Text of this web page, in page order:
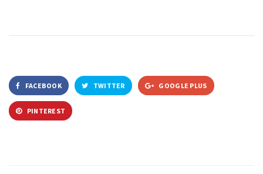
FACEBOOK TWITTER GOOGLE PLUS
PINTEREST